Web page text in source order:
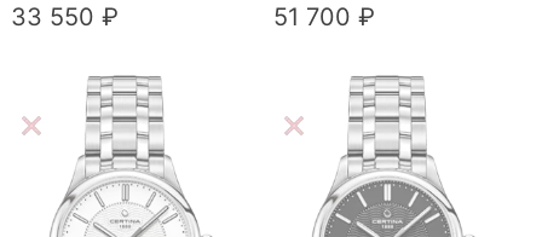
33 550 ₽ 51 700 ₽